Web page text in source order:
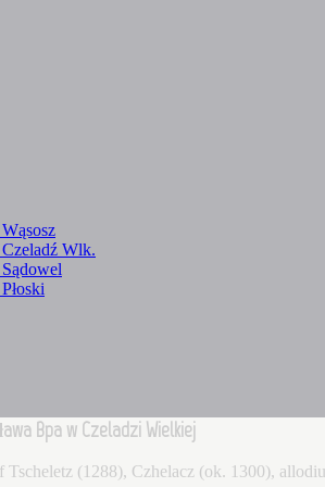
Wlk.
Bpa w Czeladzi Wielkiej
Tscheletz (1288), Czhelacz (ok. 1300),